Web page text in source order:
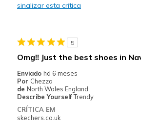
Going Out
Width
Sizing
sinalizar esta crítica
5
Omg!! Just the best shoes in
Enviado há 6 meses
Por Chezza
de North Wales England
Describe YourselfTrendy
CRÍTICA EM
skechers.co.uk